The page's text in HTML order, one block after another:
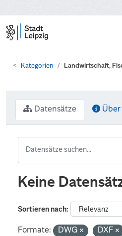
Kategorien Landwirtschaft,
Datensätze Über
Keine
Sortieren nach
Formate: DWG DXF